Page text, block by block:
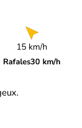
15 km/h
Rafales30 km/h